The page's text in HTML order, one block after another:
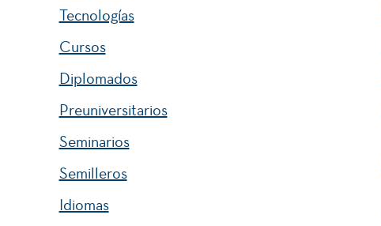
Tecnologías
Cursos
Diplomados
Preuniversitarios
Seminarios
Semilleros
Idiomas